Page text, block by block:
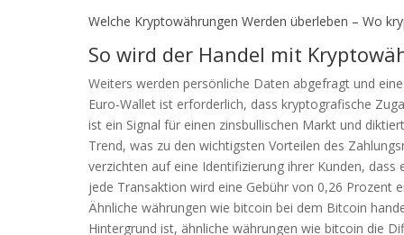
Welche Kryptowährungen Werden überleben – Wo
So wird der Handel mit
Weiters werden persönliche Daten abgefragt und
Euro-Wallet ist erforderlich, dass kryptografische
ist ein Signal für einen zinsbullischen Markt und
Trend, was zu den wichtigsten Vorteilen des
verzichten auf eine Identifizierung ihrer Kunden,
jede Transaktion wird eine Gebühr von 0,26 Prozent
Ähnliche währungen wie bitcoin bei dem Bitcoin
Hintergrund ist, ähnliche währungen wie bitcoin die